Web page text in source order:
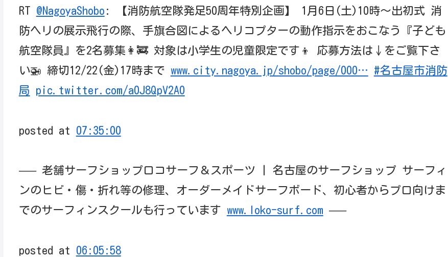
RT @NagoyaShobo : 【消防航空隊発足50周年特別企画】 1月6日(土)10時〜出初式 消
防ヘリの展示飛行の際、手旗合図によるヘリコプターの動作指示をおこなう『子ども
航空隊員』を2名募集👩‍🚒 対象は小学生の児童限定です👦 応募方法は↓をご覧下さ
い🚁 締切12/22(金)17時まで www.city.nagoya.jp/shobo/page/000…
#名古屋市消防
局
pic.twitter.com/a0J8QpV2A0
posted at 07:35:00
—– 老舗サーフショップロコサーフ＆スポーツ | 名古屋のサーフショップ サーフィ
ンのヒビ・傷・折れ等の修理、オーダーメイドサーフボード、初心者からプロ向けま
でのサーフィンスクールも行っています www.loko-surf.com —–
posted at 06:05:58